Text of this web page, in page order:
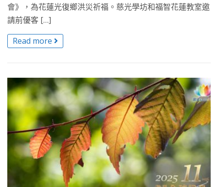
會》，為花蓮光復鄉洪災祈福。慈光學坊和福智花蓮教室邀
請前優客 […]
Read more